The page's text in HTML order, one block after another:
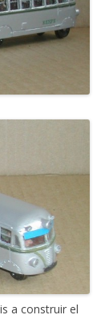
a construir el